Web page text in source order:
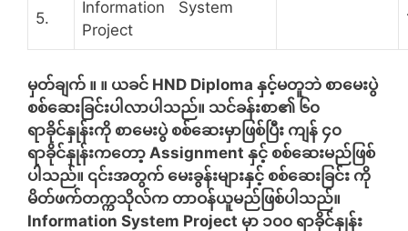
5.
Information System
Project
မှတ်ချက် ။ ။ ယခင် HND Diploma နှင့်မတူဘဲ စာမေးပွဲ
စစ်ဆေးခြင်းပါလာပါသည်။ သင်ခန်းစာ၏ ၆၀
ရာခိုင်နှုန်းကို စာမေးပွဲ စစ်ဆေးမှာဖြစ်ပြီး ကျန် ၄၀
ရာခိုင်နှုန်းကတော့ Assignment နှင့် စစ်ဆေးမည်ဖြစ်
ပါသည်။ ၎င်းအတွက် မေးခွန်းများနှင့် စစ်ဆေးခြင်း ကို
မိတ်ဖက်တက္ကသိုလ်က တာဝန်ယူမည်ဖြစ်ပါသည်။
Information System Project မှာ ၁၀၀ ရာခိုင်နှုန်း